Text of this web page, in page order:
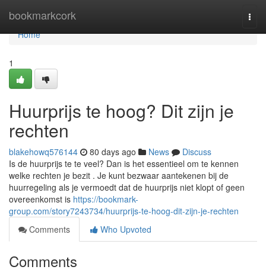
bookmarkcork
Home
Home
1
Huurprijs te hoog? Dit zijn je
rechten
blakehowq576144 80 days ago News
Discuss
Is de huurprijs te te veel? Dan is het essentieel om te kennen
welke rechten je bezit . Je kunt bezwaar aantekenen bij de
huurregeling als je vermoedt dat de huurprijs niet klopt of geen
overeenkomst is https://bookmark-
group.com/story7243734/huurprijs-te-hoog-dit-zijn-je-rechten
Comments
Who Upvoted
Comments